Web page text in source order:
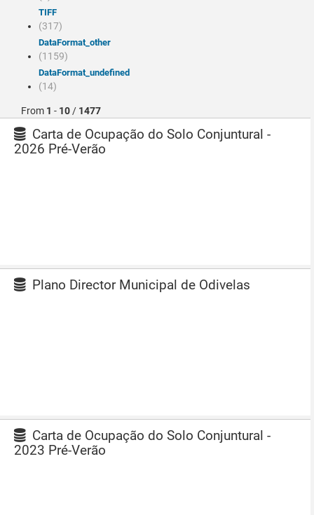
TIFF
(317)
dataFormat_other
(1159)
dataFormat_undefined
(14)
From 1 - 10 / 1477
Carta de Ocupação do Solo Conjuntural -
2026 Pré-Verão
Plano Director Municipal de Odivelas
Carta de Ocupação do Solo Conjuntural -
2023 Pré-Verão